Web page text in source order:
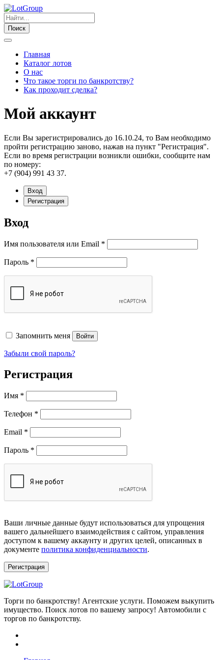
Поиск
Главная
Каталог лотов
О нас
Что такое торги по банкротству?
Как проходит сделка?
Мой аккаунт
Если Вы зарегистрировались до 16.10.24, то Вам необходимо
пройти регистрацию заново, нажав на пункт "Регистрация".
Если во время регистрации возникли ошибки, сообщите нам
по номеру:
+7 (904) 991 43 37.
Вход
Регистрация
Вход
Имя пользователя или Email *
Пароль *
Запомнить меня Войти
Забыли свой пароль?
Регистрация
Имя *
Телефон *
Email *
Пароль *
Ваши личные данные будут использоваться для упрощения
вашего дальнейшего взаимодействия с сайтом, управления
доступом к вашему аккаунту и других целей, описанных в
документе политика конфиденциальности.
Регистрация
Торги по банкротству! Агентские услуги. Поможем выкупить
имущество. Поиск лотов по вашему запросу! Автомобили с
торгов по банкротству.